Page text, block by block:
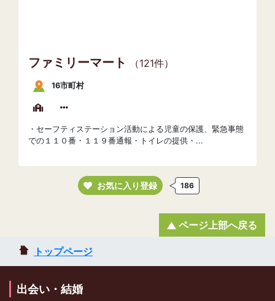
ファミリーマート （121件）
16市町村
・セーフティステーション活動による児童の保護、緊急事態
での１１０番・１１９番通報・トイレの提供・...
お気に入り登録 186
トップページ
ページ上部へ戻る
出会い・結婚